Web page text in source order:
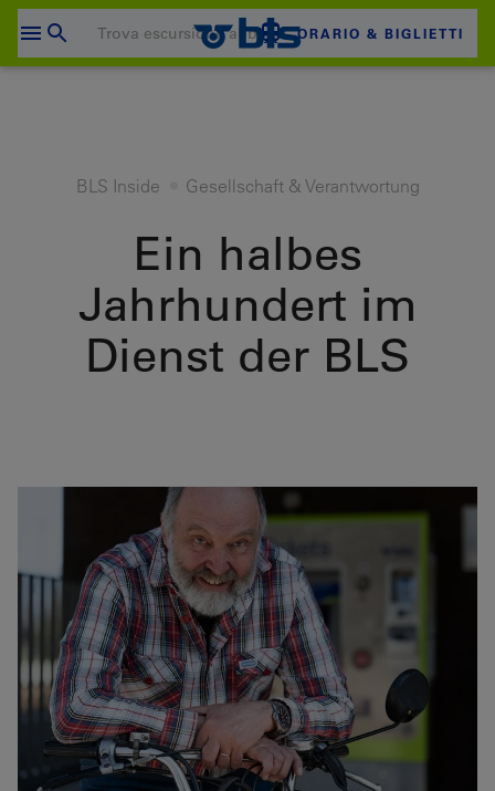
Salta
contenuto
ORARIO & BIGLIETTI
BLS Inside Gesellschaft & Verantwortung
Ein halbes
Jahrhundert im
Dienst der BLS